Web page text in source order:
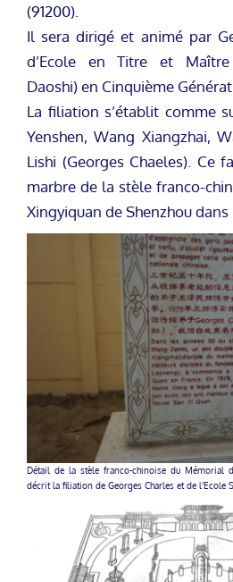
(91200).
Il sera dirigé et animé par
d’Ecole en Titre et Maître
Daoshi) en Cinquième
La filiation s’établit comme
Yenshen, Wang Xiangzhai,
Lishi (Georges Chaeles). Ce
marbre de la stèle franco-
Xingyiquan de Shenzhou dans
Détail de la stèle franco-chinoise du Mémorial
décrit la filiation de Georges Charles et de l’Ecole